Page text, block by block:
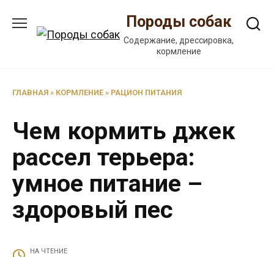
содержанию
Породы собак
Содержание, дрессировка,
кормление
ГЛАВНАЯ » КОРМЛЕНИЕ » РАЦИОН ПИТАНИЯ
Чем кормить джек
рассел терьера:
умное питание –
здоровый пес
НА ЧТЕНИЕ